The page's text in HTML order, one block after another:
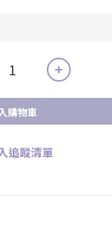
購物車
追蹤清單